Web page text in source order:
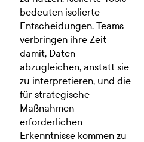
bedeuten isolierte
Entscheidungen. Teams
verbringen ihre Zeit
damit, Daten
abzugleichen, anstatt sie
zu interpretieren, und die
für strategische
Maßnahmen
erforderlichen
Erkenntnisse kommen zu